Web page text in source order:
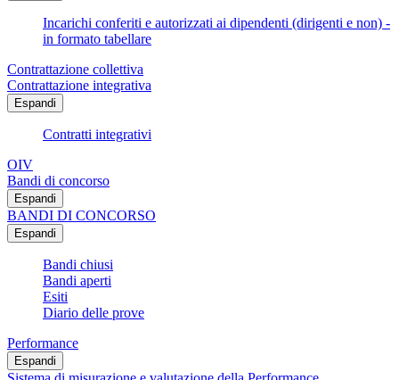
Incarichi conferiti e autorizzati ai dipendenti (dirigenti e non) -
in formato tabellare
Contrattazione collettiva
Contrattazione integrativa
Espandi
Contratti integrativi
OIV
Bandi di concorso
Espandi
BANDI DI CONCORSO
Espandi
Bandi chiusi
Bandi aperti
Esiti
Diario delle prove
Performance
Espandi